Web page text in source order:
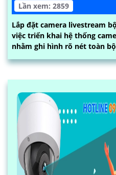
Lần xem: 2859
Lắp đặt camera livestream
việc triển khai hệ thống
nhằm ghi hình rõ nét toàn